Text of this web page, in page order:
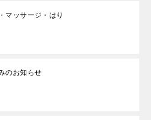
マッサージ・はり
のお知らせ